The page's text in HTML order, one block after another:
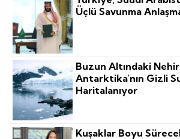
Üçlü Savunma
Buzun Altındaki
Antarktika'nın Gizli
Haritalanıyor
Kuşaklar Boyu